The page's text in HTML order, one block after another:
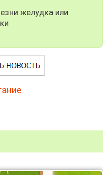
желудка или